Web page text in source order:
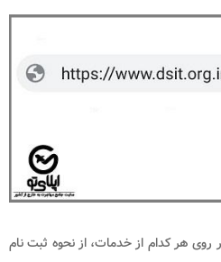
روی هر کدام از خدمات، از نحوه ثبت نام